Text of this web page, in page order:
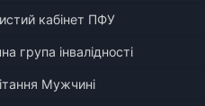
кабінет ПФУ
група інвалідності
Мужчині